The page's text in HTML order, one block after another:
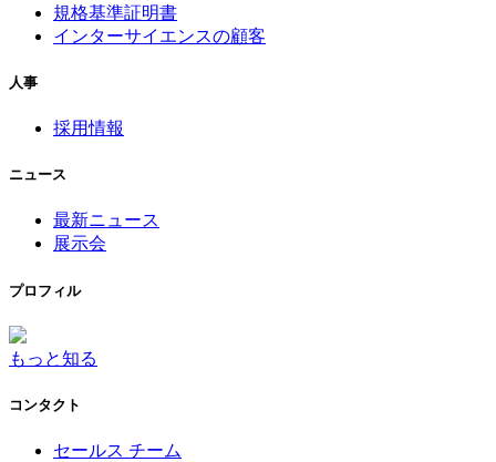
規格基準証明書
インターサイエンスの顧客
人事
採用情報
ニュース
最新ニュース
展示会
プロフィル
もっと知る
コンタクト
セールス チーム